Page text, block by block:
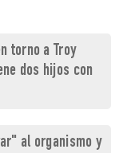
torno a Troy
dos hijos con
al organismo y